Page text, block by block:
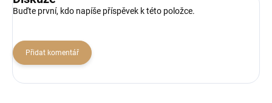
Buďte první, kdo napíše příspěvek k této položce.
Přidat komentář